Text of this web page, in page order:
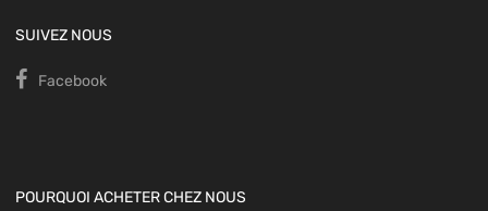
SUIVEZ NOUS
Facebook
POURQUOI ACHETER CHEZ NOUS